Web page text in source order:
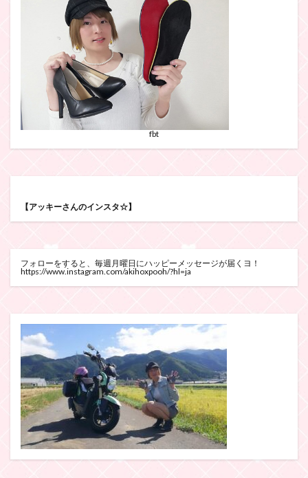
fbt
【アッキーさんのインスタ☆】
フォローをすると、毎週月曜日にハッピーメッセージが届くヨ！
https://www.instagram.com/akihoxpooh/?hl=ja